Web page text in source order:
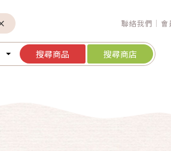
聯絡我們 會
搜尋商品 搜尋商店